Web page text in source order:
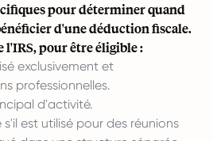
pour déterminer quand
d'une déduction fiscale.
l'IRS, pour être éligible :
exclusivement et
professionnelles.
d'activité.
est utilisé pour des réunions